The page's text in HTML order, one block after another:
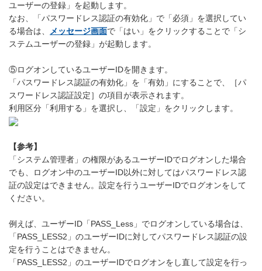
ユーザーの登録」を起動します。
なお、「パスワードレス認証の有効化」で「必須」を選択してい
る場合は、
メッセージ画面で「はい」をクリックすることで「シ
ステムユーザーの登録」が起動します。
⑤ログオンしているユーザーIDを開きます。
「パスワードレス認証の有効化」を「有効」にすることで、［パ
スワードレス認証設定］の項目が表示されます。
利用区分「利用する」を選択し、「設定」をクリックします。
【参考】
「システム管理者」の権限があるユーザーIDでログオンした場合
でも、ログオン中のユーザーID以外に対してはパスワードレス認
証の設定はできません。設定を行うユーザーIDでログオンをして
ください。
例えば、ユーザーID「PASS_Less」でログオンしている場合は、
「PASS_LESS2」のユーザーIDに対してパスワードレス認証の設
定を行うことはできません。
「PASS_LESS2」のユーザーIDでログオンをし直して設定を行っ